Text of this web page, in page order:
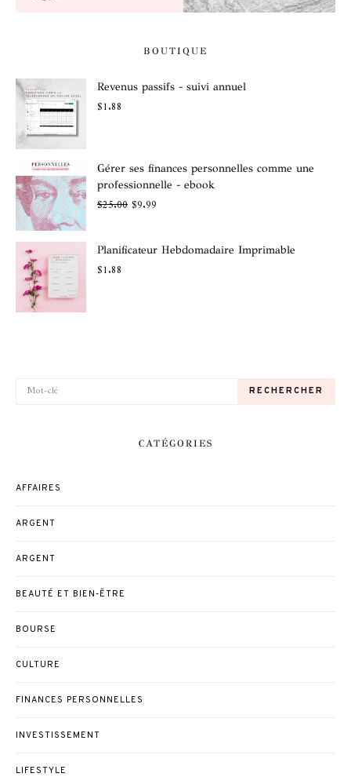
BOUTIQUE
Revenus passifs - suivi annuel
$1.88
Gérer ses finances personnelles comme une
professionnelle - ebook
$25.00 $9.99
Planificateur Hebdomadaire Imprimable
$1.88
RECHERCHER
CATÉGORIES
AFFAIRES
ARGENT
ARGENT
BEAUTÉ ET BIEN-ÊTRE
BOURSE
CULTURE
FINANCES PERSONNELLES
INVESTISSEMENT
LIFESTYLE